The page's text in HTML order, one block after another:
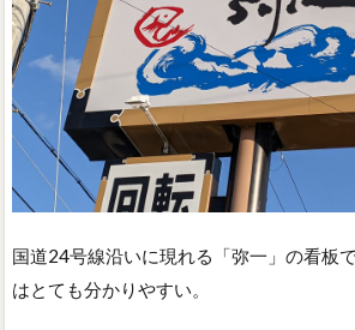
国道24号線沿いに現れる「弥一」の看板
はとても分かりやすい。